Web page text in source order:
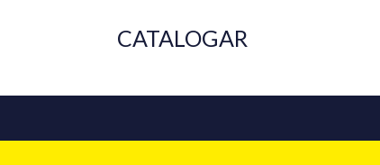
CATALOGAR